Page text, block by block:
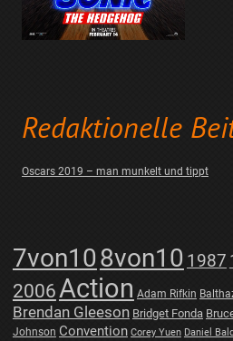
Redaktionelle
Oscars 2019 – man munkelt und tippt
7von108von10 1987
2006Action Adam Rifkin
Brendan Gleeson Bridget Fonda
Johnson Convention Corey Yuen Daniel